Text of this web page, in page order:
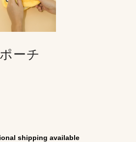
ーチ
shipping available